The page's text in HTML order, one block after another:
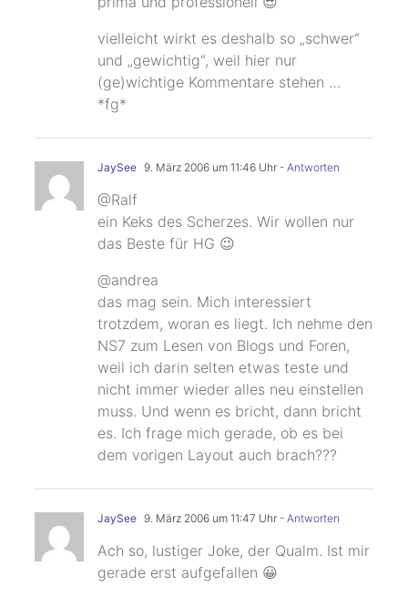
vielleicht wirkt es deshalb so „schwer“
und „gewichtig“, weil hier nur
(ge)wichtige Kommentare stehen …
*fg*
JaySee 9. März 2006 um 11:46 Uhr- Antworten
@Ralf
ein Keks des Scherzes. Wir wollen nur
das Beste für HG 😉
@andrea
das mag sein. Mich interessiert
trotzdem, woran es liegt. Ich nehme den
NS7 zum Lesen von Blogs und Foren,
weil ich darin selten etwas teste und
nicht immer wieder alles neu einstellen
muss. Und wenn es bricht, dann bricht
es. Ich frage mich gerade, ob es bei
dem vorigen Layout auch brach???
JaySee 9. März 2006 um 11:47 Uhr- Antworten
Ach so, lustiger Joke, der Qualm. Ist mir
gerade erst aufgefallen 😀